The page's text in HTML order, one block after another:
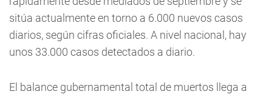
sitúa actualmente en torno a 6.000 nuevos casos
diarios, según cifras oficiales. A nivel nacional, hay
unos 33.000 casos detectados a diario.
El balance gubernamental total de muertos llega a